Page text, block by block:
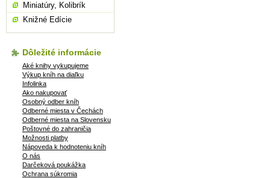
Miniatúry, Kolibrík
Knižné Edície
Dôležité informácie
Aké knihy vykupujeme
Výkup kníh na diaľku
Infolinka
Ako nakupovať
Osobný odber kníh
Odberné miesta v Čechách
Odberné miesta na Slovensku
Poštovné do zahraničia
Možnosti platby
Nápoveda k hodnoteniu kníh
O nás
Darčeková poukážka
Ochrana súkromia